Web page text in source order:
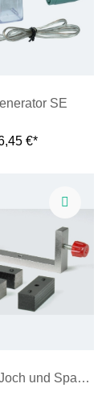
SE
€*
U-Kern mit Joch und Spannbügel